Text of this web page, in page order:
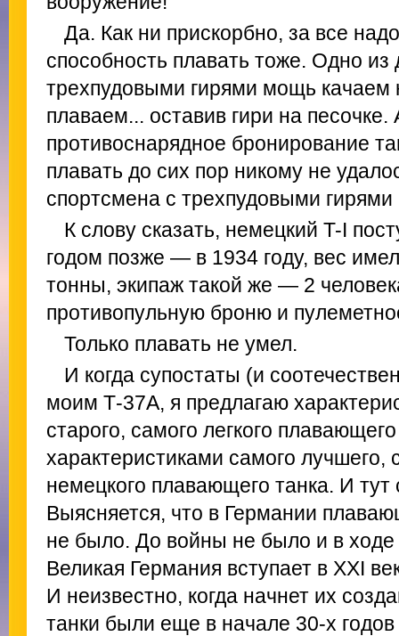
Да. Как ни прискорбно, за все
способность плавать тоже. Одно
трехпудовыми гирями мощь качаем
плаваем... оставив гири на песочке.
противоснарядное бронирование
плавать до сих пор никому не
спортсмена с трехпудовыми гирями
К слову сказать, немецкий T-I
годом позже — в 1934 году, вес
тонны, экипаж такой же — 2
противопульную броню и
Только плавать не умел.
И когда супостаты (и
моим Т-37А, я предлагаю
старого, самого легкого
характеристиками самого лучшего,
немецкого плавающего танка. И тут
Выясняется, что в Германии
не было. До войны не было и в
Великая Германия вступает в XXI
И неизвестно, когда начнет их
танки были еще в начале 30-х